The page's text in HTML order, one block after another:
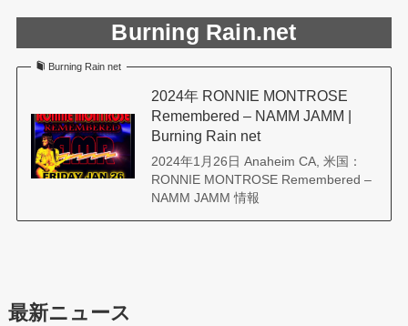
Burning Rain.net
Burning Rain net
2024年 RONNIE MONTROSE
Remembered – NAMM JAMM |
Burning Rain net
2024年1月26日 Anaheim CA, 米国：
RONNIE MONTROSE Remembered –
NAMM JAMM 情報
最新ニュース